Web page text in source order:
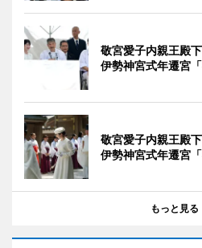
敬宮愛子内親王
伊勢神宮式年遷宮
敬宮愛子内親王
伊勢神宮式年遷宮
もっと見る